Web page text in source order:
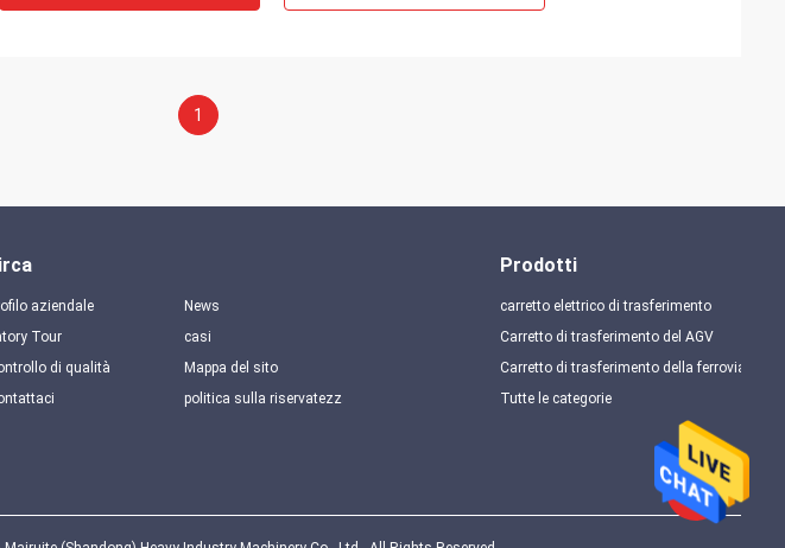
1
aziendale
Tour
di qualità
News
casi
Mappa del sito
politica sulla riservatezza
Prodotti
carretto elettrico di trasferimento
Carretto di trasferimento del AGV
Carretto di trasferimento della ferrovia
Tutte le categorie